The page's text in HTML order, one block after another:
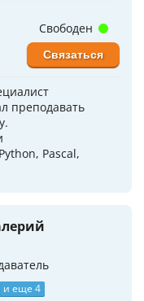
преподавать
Pascal,
Свободен
Связаться
и еще 4